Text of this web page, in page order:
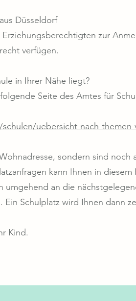
Düsseldorf
zur
verfügen.
in Ihrer Nähe liegt?
Seite des Amtes für
uebersicht-nach-
sondern sind noch
kann Ihnen in
umgehend an die
Schulplatz wird Ihnen dann
Kind.